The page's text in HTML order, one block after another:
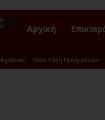
Αρχική
Αιρέσεις Νέα Τάξη Πραγμάτων